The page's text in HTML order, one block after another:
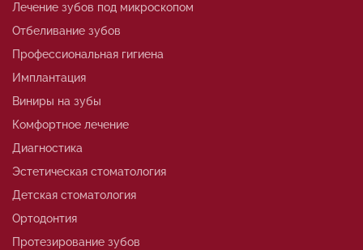
Лечение зубов под микроскопом
Отбеливание зубов
Профессиональная гигиена
Имплантация
Виниры на зубы
Комфортное лечение
Диагностика
Эстетическая стоматология
Детская стоматология
Ортодонтия
Протезирование зубов